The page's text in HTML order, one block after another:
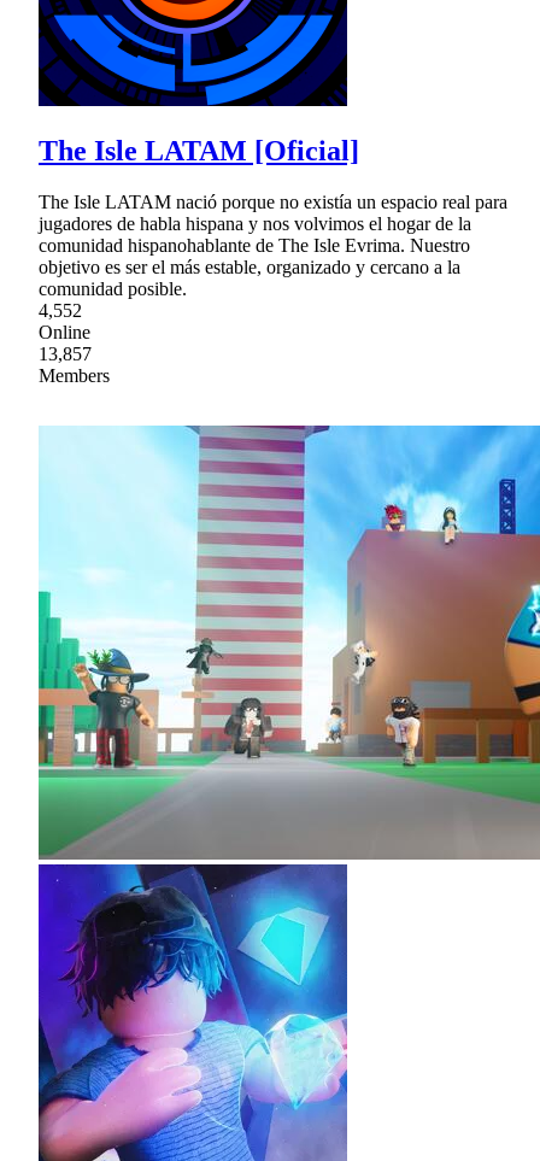
The Isle LATAM [Oficial]
The Isle LATAM nació porque no existía un espacio real para
jugadores de habla hispana y nos volvimos el hogar de la
comunidad hispanohablante de The Isle Evrima. Nuestro
objetivo es ser el más estable, organizado y cercano a la
comunidad posible.
4,552
Online
13,857
Members